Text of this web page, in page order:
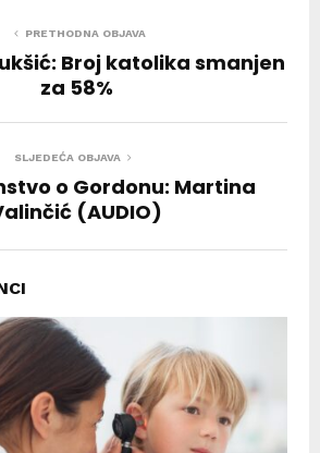
PRETHODNA OBJAVA
Broj katolika smanjen
za 58%
SLJEDEĆA OBJAVA
o Gordonu: Martina
(AUDIO)